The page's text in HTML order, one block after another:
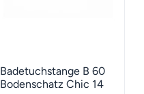
Badetuchstange B 60
Bodenschatz Chic 14